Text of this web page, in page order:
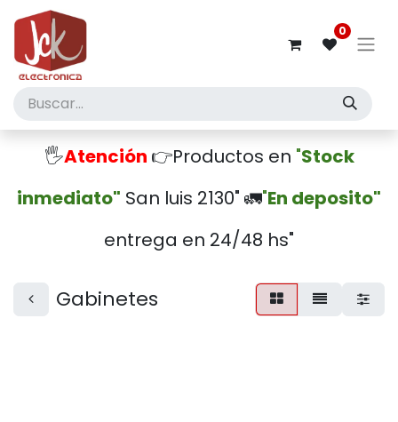
0
🖐️Atención 👉Productos en "Stock
inmediato" San luis 2130" 🚛"En deposito"
entrega en 24/48 hs"
Gabinetes